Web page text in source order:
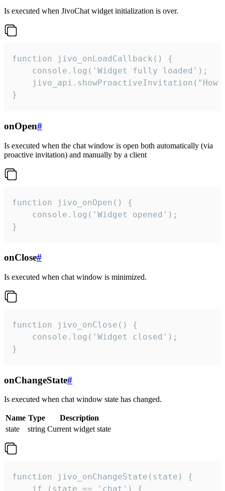
Is executed when JivoChat widget initialization is over.
function jivo_onLoadCallback() {
    console.log('Widget fully loaded');
jivo_api.showProactiveInvitation("How
}
onOpen#
Is executed when the chat window is open both automatically (via
proactive invitation) and manually by a client
function jivo_onOpen() {
    console.log('Widget opened');
}
onClose#
Is executed when chat window is minimized.
function jivo_onClose() {
    console.log('Widget closed');
}
onChangeState#
Is executed when chat window state has changed.
Name Type
Description
state
string Current widget state
function jivo_onChangeState(state) {
    if (state == 'chat') {